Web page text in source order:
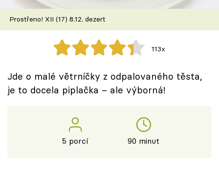
Škola vaření
Recepty z TV
Speciál: Cuketa
Těhotnej kuchař
Přihlášení
Prostřeno! XII (17) 8.12. dezert
113x
Jde o malé větrníčky z odpalovaného těsta,
je to docela piplačka – ale výborná!
5 porcí 90 minut